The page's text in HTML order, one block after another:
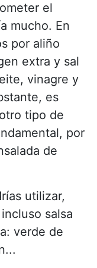
el
mucho. En
por aliño
extra y sal
vinagre y
es
tipo de
por
de
utilizar,
salsa
verde de